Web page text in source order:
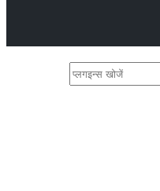
प्लगइन्स